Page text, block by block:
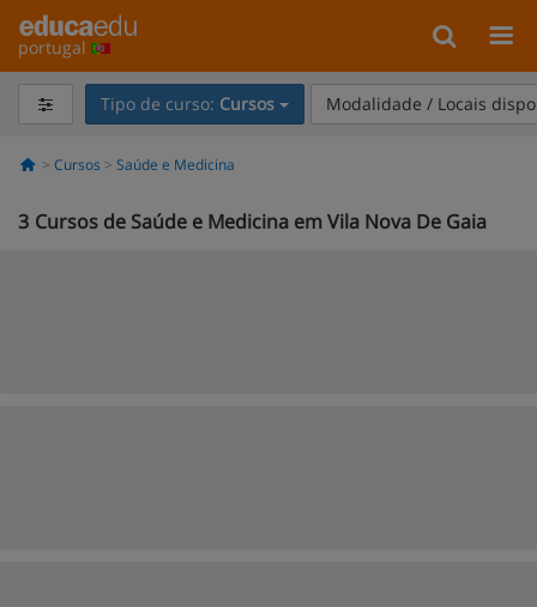
portugal
Tipo de curso: Cursos Modalidade / Locais
Cursos Saúde e Medicina
3 Cursos de Saúde e Medicina em Vila Nova De Gaia